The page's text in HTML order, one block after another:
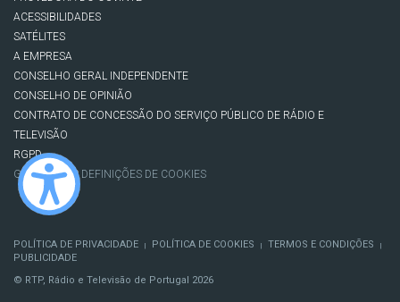
ACESSIBILIDADES
SATÉLITES
A EMPRESA
CONSELHO GERAL INDEPENDENTE
CONSELHO DE OPINIÃO
CONTRATO DE CONCESSÃO DO SERVIÇO PÚBLICO DE RÁDIO E
TELEVISÃO
RGPD
GESTÃO DAS DEFINIÇÕES DE COOKIES
POLÍTICA DE PRIVACIDADE | POLÍTICA DE COOKIES | TERMOS E CONDIÇÕES |
PUBLICIDADE
© RTP, Rádio e Televisão de Portugal 2026